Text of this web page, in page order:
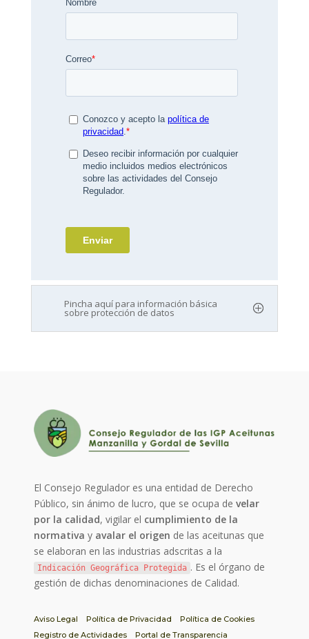
Pincha aquí para información básica
sobre protección de datos
El Consejo Regulador es una entidad de Derecho
Público, sin ánimo de lucro, que se ocupa develar
por la calidad, vigilar el cumplimiento de la
normativa y avalar el origen de las aceitunas que
se elaboran en las industrias adscritas a la
Indicación Geográfica Protegida . Es el órgano de
gestión de dichas denominaciones de Calidad.
Aviso Legal Política de Privacidad
Política de Cookies
Registro de Actividades
Portal de Transparencia